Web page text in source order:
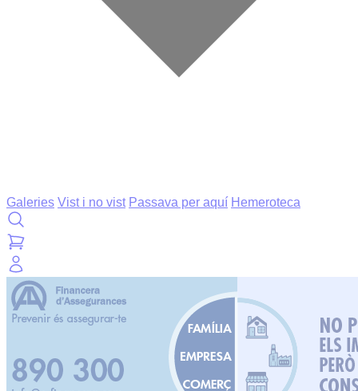
Galeries Vist i no vist Passava per aquí Hemeroteca